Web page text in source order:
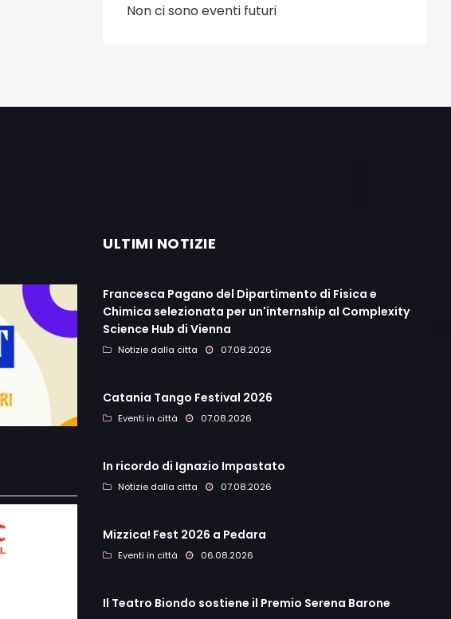
Non ci sono eventi futuri
ULTIMI NOTIZIE
Francesca Pagano del Dipartimento di Fisica e
Chimica selezionata per un'internship al Complexity
Science Hub di Vienna
Notizie dalla citta 07.08.2026
Catania Tango Festival 2026
Eventi in città 07.08.2026
In ricordo di Ignazio Impastato
Notizie dalla citta 07.08.2026
Mizzica! Fest 2026 a Pedara
Eventi in città 06.08.2026
Il Teatro Biondo sostiene il Premio Serena Barone